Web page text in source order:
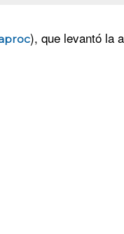
), que levantó la